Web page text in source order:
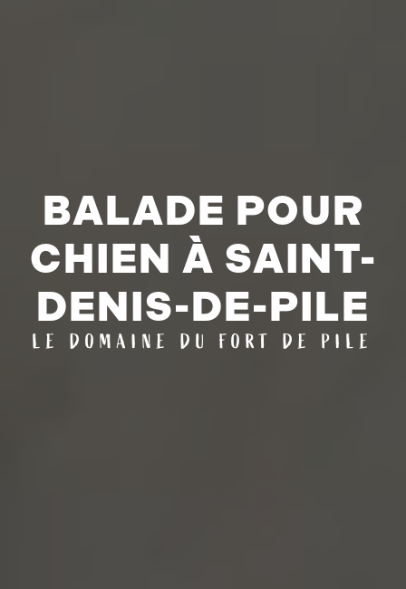
BALADE POUR
CHIEN À SAINT-
DENIS-DE-PILE
LE DOMAINE DU FORT DE PILE